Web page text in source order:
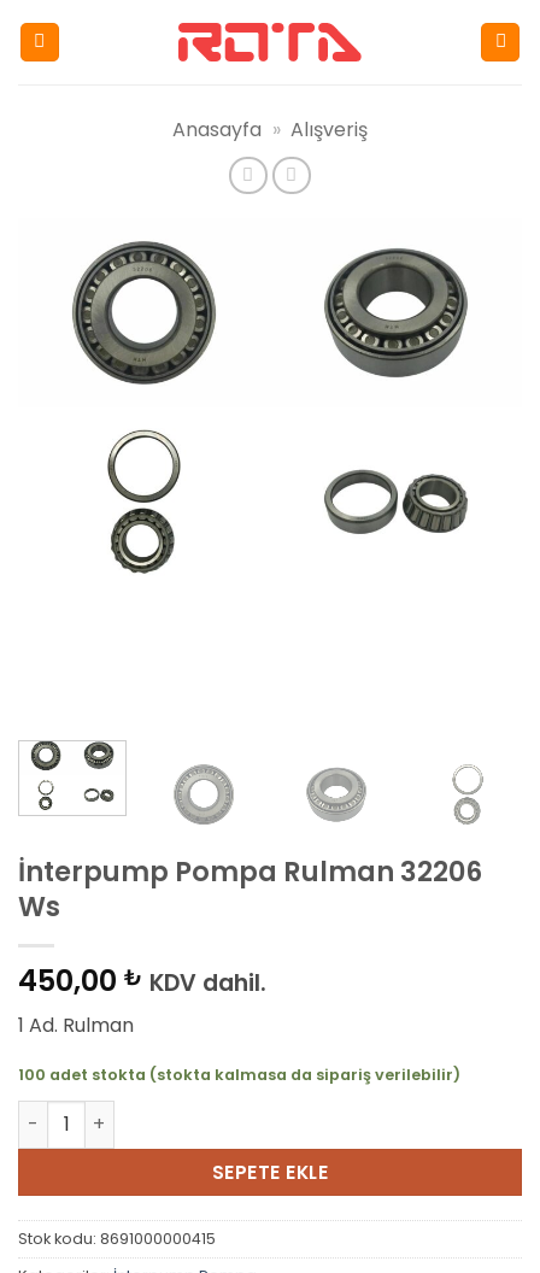
atla
Anasayfa » Alışveriş
İnterpump Pompa Rulman 32206
Ws
450,00 ₺ KDV dahil.
1 Ad. Rulman
100 adet stokta (stokta kalmasa da sipariş verilebilir)
İnterpump Pompa Rulman 32206 Ws adet
SEPETE EKLE
Stok kodu: 8691000000415